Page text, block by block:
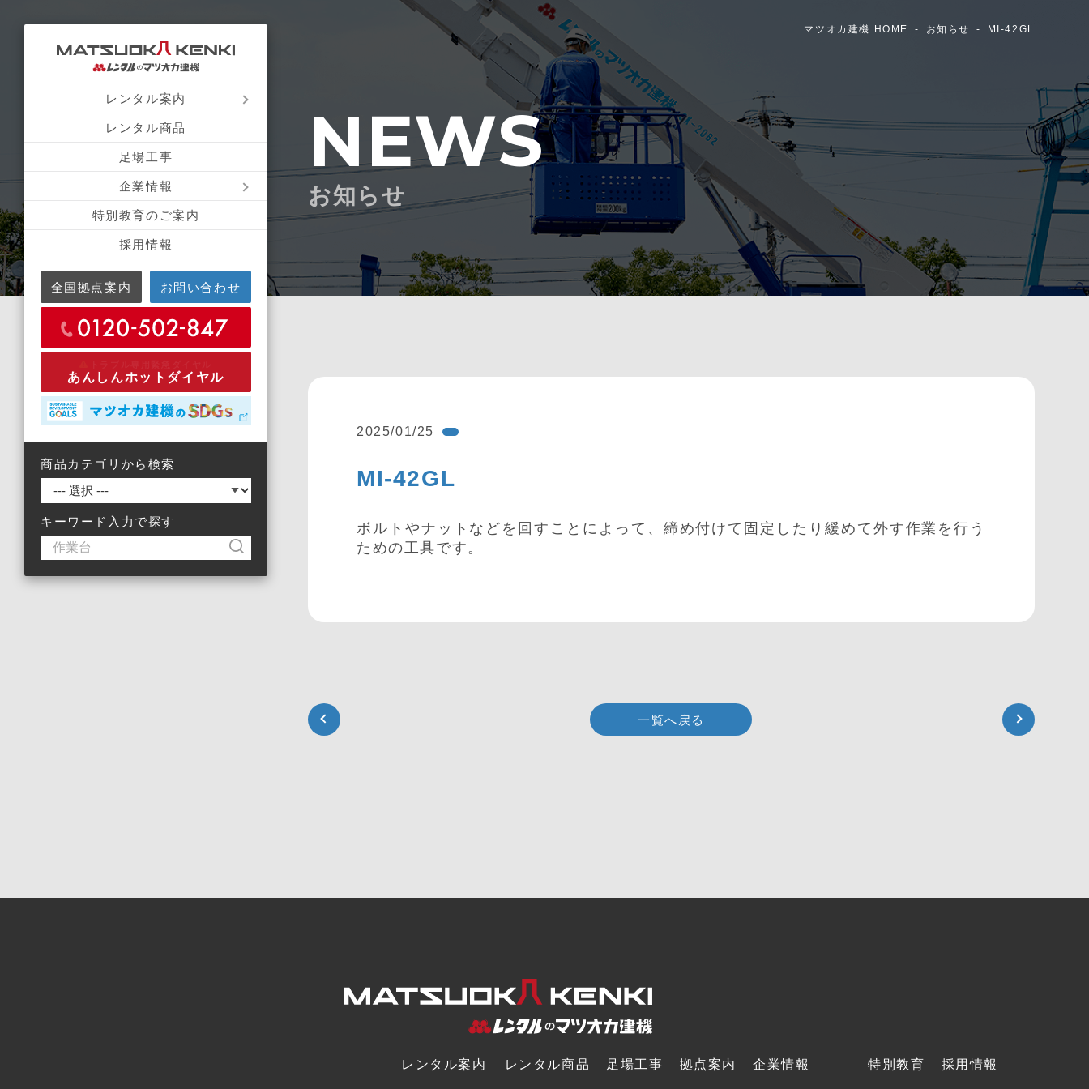
レンタル案内
レンタル商品
足場工事
企業情報
特別教育のご案内
採用情報
全国拠点案内 お問い合わせ
あんしんホットダイヤル
商品カテゴリから検索
キーワード入力で探す
マツオカ建機 HOME お知らせ MI-42GL
NEWS
お知らせ
2025/01/25
MI-42GL
ボルトやナットなどを回すことによって、締め付けて固定したり緩めて外す作業を行う
ための工具です。
一覧へ戻る
レンタル案内 レンタル商品 足場工事 拠点案内 企業情報 特別教育 採用情報